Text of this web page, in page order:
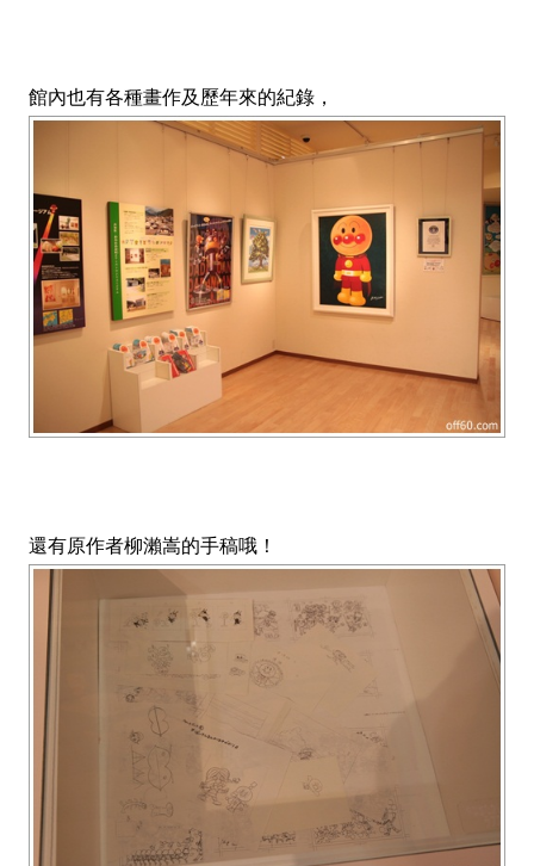
館內也有各種畫作及歷年來的紀錄，
還有原作者柳瀨嵩的手稿哦！